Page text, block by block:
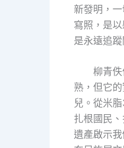
新發明，
寫照，是
是永遠追
柳青
熟，但它
兒。從米
扎根國民
遺產啟示